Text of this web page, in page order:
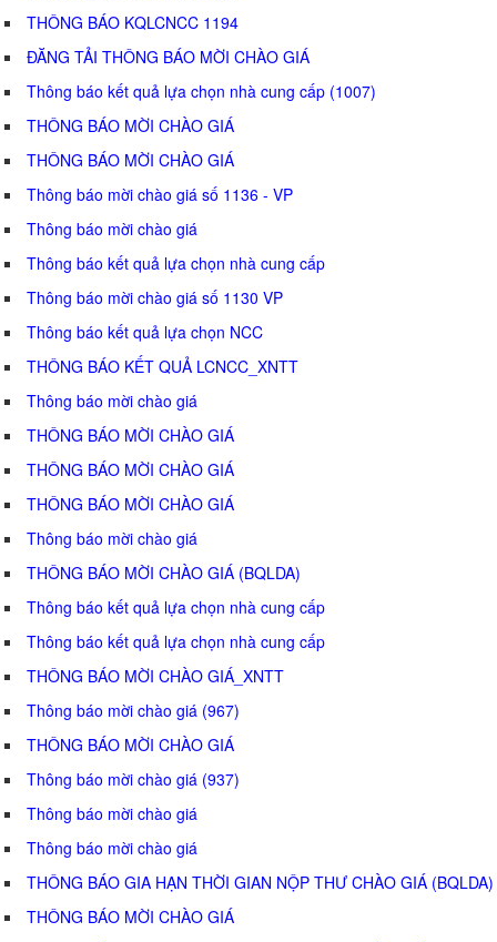
THÔNG BÁO KQLCNCC 1194
ĐĂNG TẢI THÔNG BÁO MỜI CHÀO GIÁ
Thông báo kết quả lựa chọn nhà cung cấp (1007)
THÔNG BÁO MỜI CHÀO GIÁ
THÔNG BÁO MỜI CHÀO GIÁ
Thông báo mời chào giá số 1136 - VP
Thông báo mời chào giá
Thông báo kết quả lựa chọn nhà cung cấp
Thông báo mời chào giá số 1130 VP
Thông báo kết quả lựa chọn NCC
THÔNG BÁO KẾT QUẢ LCNCC_XNTT
Thông báo mời chào giá
THÔNG BÁO MỜI CHÀO GIÁ
THÔNG BÁO MỜI CHÀO GIÁ
THÔNG BÁO MỜI CHÀO GIÁ
Thông báo mời chào giá
THÔNG BÁO MỜI CHÀO GIÁ (BQLDA)
Thông báo kết quả lựa chọn nhà cung cấp
Thông báo kết quả lựa chọn nhà cung cấp
THÔNG BÁO MỜI CHÀO GIÁ_XNTT
Thông báo mời chào giá (967)
THÔNG BÁO MỜI CHÀO GIÁ
Thông báo mời chào giá (937)
Thông báo mời chào giá
Thông báo mời chào giá
THÔNG BÁO GIA HẠN THỜI GIAN NỘP THƯ CHÀO GIÁ (BQLDA)
THÔNG BÁO MỜI CHÀO GIÁ